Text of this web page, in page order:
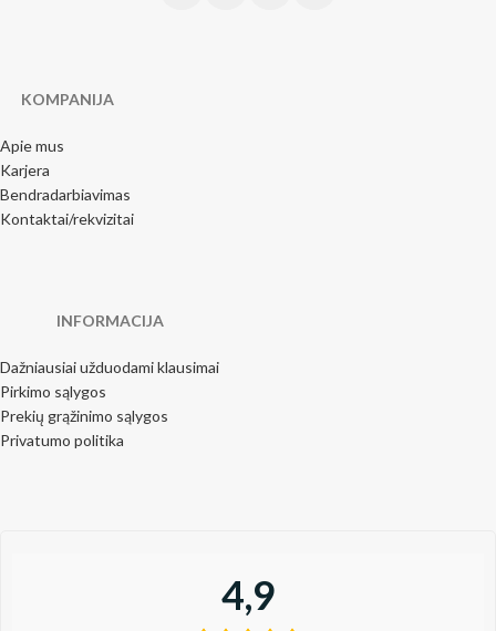
KOMPANIJA
Apie mus
Karjera
Bendradarbiavimas
Kontaktai/rekvizitai
INFORMACIJA
Dažniausiai užduodami klausimai
Pirkimo sąlygos
Prekių grąžinimo sąlygos
Privatumo politika
4,9